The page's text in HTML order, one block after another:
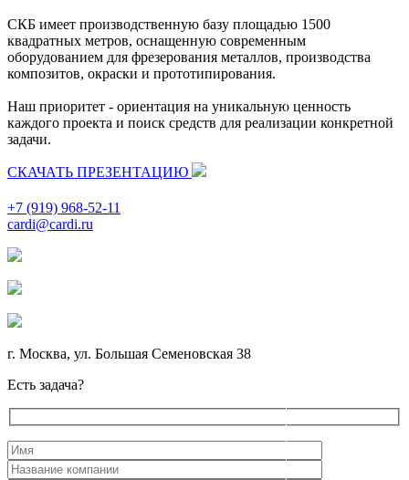
СКБ имеет производственную базу площадью 1500
квадратных метров, оснащенную современным
оборудованием для фрезерования металлов, производства
композитов, окраски и прототипирования.
Наш приоритет - ориентация на уникальную ценность
каждого проекта и поиск средств для реализации конкретной
задачи.
СКАЧАТЬ ПРЕЗЕНТАЦИЮ
+7 (919) 968-52-11
cardi@cardi.ru
г. Москва, ул. Большая Семеновская 38
Есть задача?